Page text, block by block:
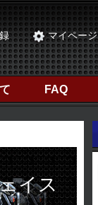
マイページ
FAQ
イス